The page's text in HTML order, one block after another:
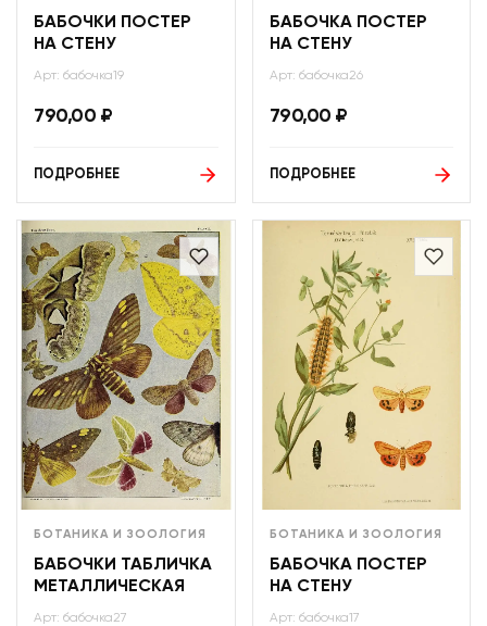
БАБОЧКИ ПОСТЕР
НА СТЕНУ
Арт: бабочка19
790,00 ₽
ПОДРОБНЕЕ
БАБОЧКА ПОСТЕР
НА СТЕНУ
Арт: бабочка26
790,00 ₽
ПОДРОБНЕЕ
БОТАНИКА И ЗООЛОГИЯ
БАБОЧКИ ТАБЛИЧКА
МЕТАЛЛИЧЕСКАЯ
Арт: бабочка27
БОТАНИКА И ЗООЛОГИЯ
БАБОЧКА ПОСТЕР
НА СТЕНУ
Арт: бабочка17